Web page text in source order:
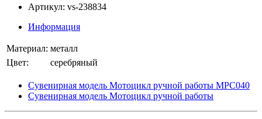
Артикул: vs-238834
Информация
Материал: металл
Цвет:
серебряный
Сувенирная модель Мотоцикл ручной работы МРС040
Сувенирная модель Мотоцикл ручной работы